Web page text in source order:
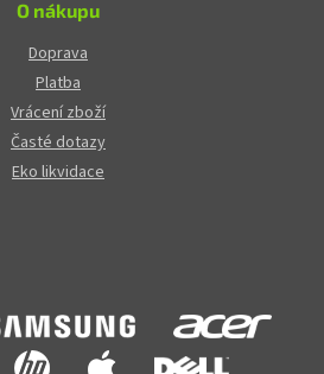
O nákupu
Doprava
Platba
Vrácení zboží
Časté dotazy
Eko likvidace